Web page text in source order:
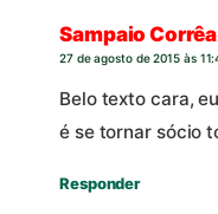
Sampaio
27 de agosto de 2015 às
Belo texto cara,
é se tornar sócio
Responder